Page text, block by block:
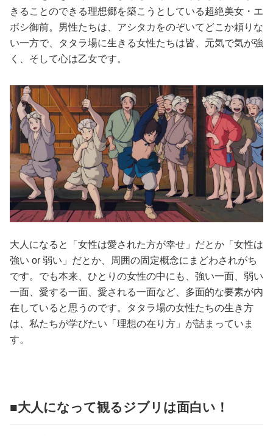
きることのできる理想郷を築こうとしている超絶美女・エ
ボシ御前。男性たちは、アシタカをのぞいてどこか頼りな
い一方で、タタラ場に生きる女性たちは皆、元気で気が強
く、そして心は乙女です。
大人になると「女性は愛された方が幸せ」だとか「女性は
強い or 弱い」だとか、周囲の固定概念にまどわされがち
です。でも本来、ひとりの女性の中にも、強い一面、弱い
一面、愛する一面、愛される一面など、多面的な要素が内
在していると思うのです。タタラ場の女性たちの生き方
は、私たちが学びたい「理想の在り方」が詰まっていま
す。
■大人になって観るジブリは面白い！